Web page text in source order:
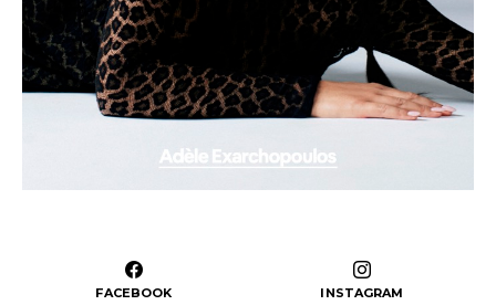
FACEBOOK INSTAGRAM